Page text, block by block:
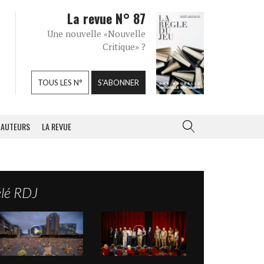
La revue N° 87
Une nouvelle «Nouvelle
Critique» ?
TOUS LES N° S'ABONNER
AUTEURS LA REVUE
RDJ